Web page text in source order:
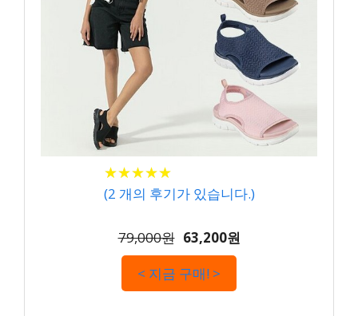
★★★★★
★★★★★
(2 개의 후기가 있습니다.)
79,000원 63,200원
< 지금 구매! >